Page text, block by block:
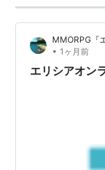
MMORPG『
• 1ヶ月前
エリシアオン